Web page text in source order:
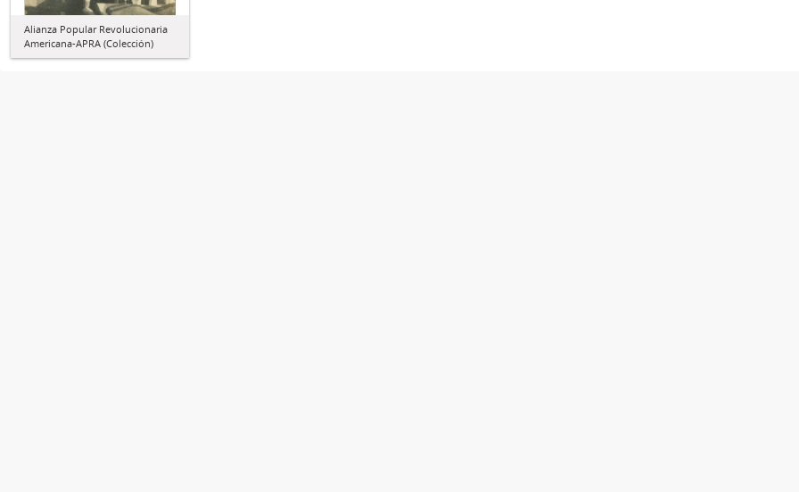
Alianza Popular Revolucionaria
Americana-APRA (Colección)